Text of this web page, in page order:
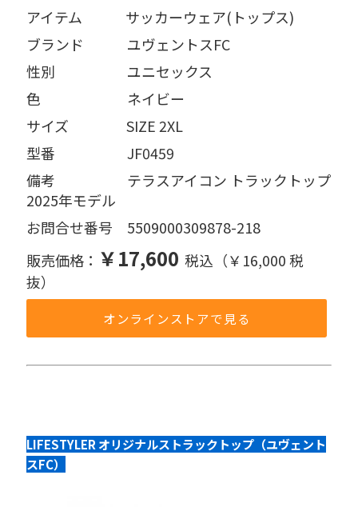
アイテム   サッカーウェア(トップス)
ブランド   ユヴェントスFC
性別     ユニセックス
色      ネイビー
サイズ    SIZE 2XL
型番     JF0459
備考     テラスアイコン トラックトップ
2025年モデル
お問合せ番号 5509000309878-218
販売価格： ￥17,600 税込（￥16,000 税
抜）
オンラインストアで見る
LIFESTYLER オリジナルストラックトップ（ユヴェント
スFC）